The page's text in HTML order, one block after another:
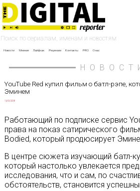
Новости Мнение Лайфхак Рецензии Контакты PRO О нас
YouTube Red купил фильм о батл-рэпе,
Эминем
19/01/2018
Работающий по подписке сервис
права на показ сатирического
Bodied, который продюсирует
В центре сюжета изучающий батл-
который настолько увлекается
исследования, что и сам, по
обстоятельств, становится